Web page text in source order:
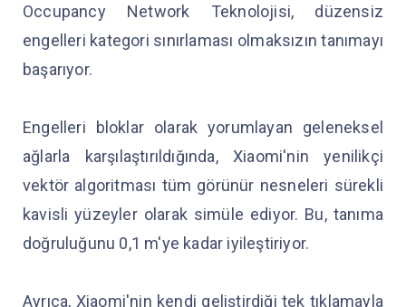
Occupancy Network Teknolojisi, düzensiz
engelleri kategori sınırlaması olmaksızın tanımayı
başarıyor.
Engelleri bloklar olarak yorumlayan geleneksel
ağlarla karşılaştırıldığında, Xiaomi'nin yenilikçi
vektör algoritması tüm görünür nesneleri sürekli
kavisli yüzeyler olarak simüle ediyor. Bu, tanıma
doğruluğunu 0,1 m'ye kadar iyileştiriyor.
Ayrıca, Xiaomi'nin kendi geliştirdiği tek tıklamayla